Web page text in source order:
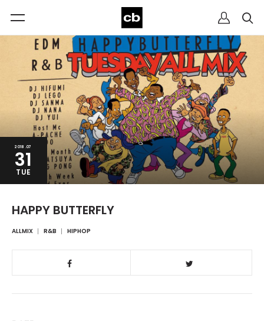
2018.07
31
TUE
HAPPY BUTTERFLY
ALLMIX R&B HIPHOP